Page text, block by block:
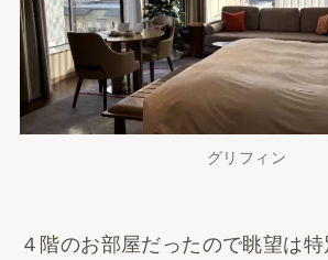
グリフィン
４階のお部屋だったので眺望は